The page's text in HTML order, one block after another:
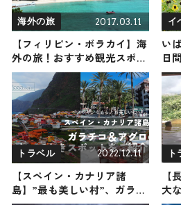
海外の旅 2017.03.11
【フィリピン・ボラカイ】海
外の旅！おすすめ観光スポッ
トやグルメをリポート
イ
い
日
ー
輝
トラベル 2022.12.11
【スペイン・カナリア諸
島】”最も美しい村”、ガラチ
【
大